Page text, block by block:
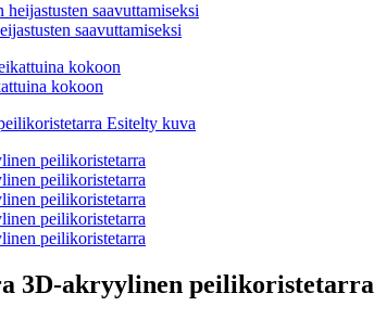
saavuttamiseksi
kokoon
3D-akryylinen peilikoristetarra